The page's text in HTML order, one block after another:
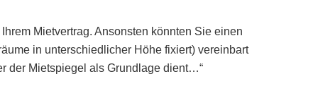
Mietvertrag. Ansonsten könnten Sie einen
in unterschiedlicher Höhe fixiert) vereinbart
der Mietspiegel als Grundlage dient…“